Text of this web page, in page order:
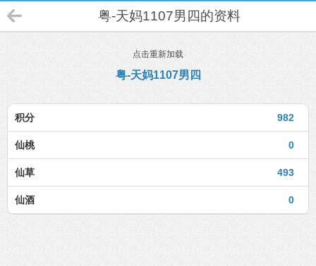
粤-天妈1107男四的资料
点击重新加载
粤-天妈1107男四
982
积分
0
仙桃
493
仙草
0
仙酒